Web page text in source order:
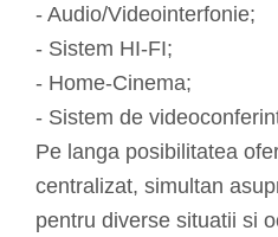
- Audio/Videointerfonie;
- Sistem HI-FI;
- Home-Cinema;
- Sistem de
Pe langa posibilitatea
centralizat, simultan
pentru diverse situatii si